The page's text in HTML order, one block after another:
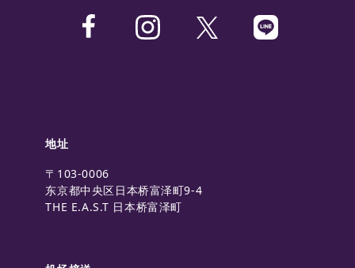
地址
〒103-0006
东京都中央区日本桥富泽町9-4
THE E.A.S.T 日本桥富泽町